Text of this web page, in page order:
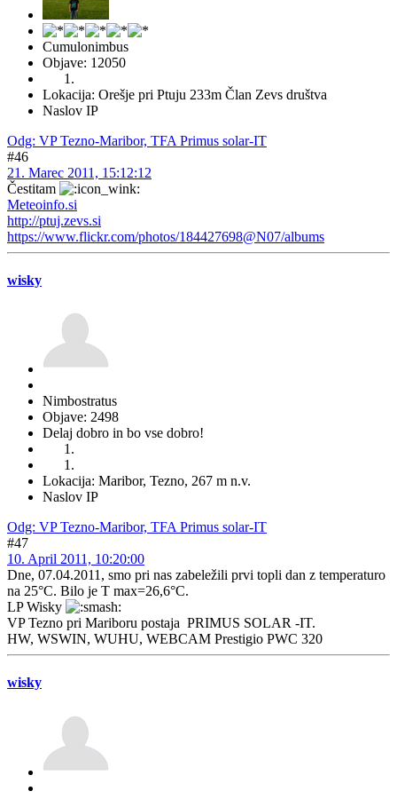
Cumulonimbus
Objave: 12050
Lokacija: Orešje pri Ptuju 233m Član Zevs društva
Naslov IP
Odg: VP Tezno-Maribor, TFA Primus solar-IT
#46
21. Marec 2011, 15:12:12
Čestitam
Meteoinfo.si
http://ptuj.zevs.si
https://www.flickr.com/photos/184427698@N07/albums
wisky
Nimbostratus
Objave: 2498
Delaj dobro in bo vse dobro!
Lokacija: Maribor, Tezno, 267 m n.v.
Naslov IP
Odg: VP Tezno-Maribor, TFA Primus solar-IT
#47
10. April 2011, 10:20:00
Dne, 07.04.2011, smo pri nas zabeležili prvi topli dan z temperaturo
na 25°C. Bilo je T max=26,6°C.
LP Wisky
VP Tezno pri Mariboru postaja PRIMUS SOLAR -IT.
HW, WSWIN, WUHU, WEBCAM Prestigio PWC 320
wisky